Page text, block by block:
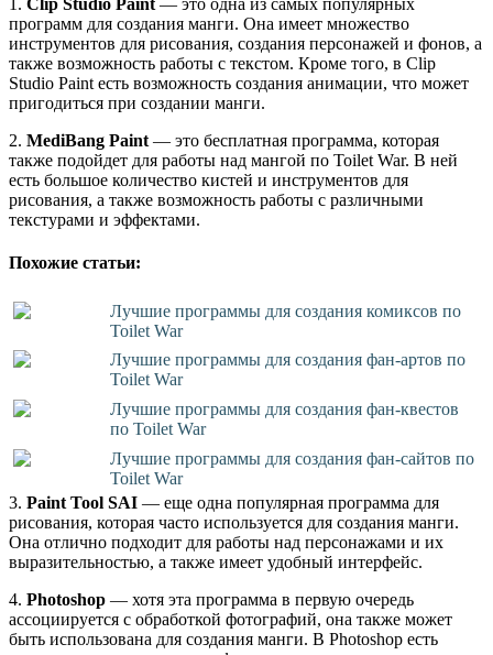
1. Clip Studio Paint — это одна из самых популярных
программ для создания манги. Она имеет множество
инструментов для рисования, создания персонажей и фонов, а
также возможность работы с текстом. Кроме того, в Clip
Studio Paint есть возможность создания анимации, что может
пригодиться при создании манги.
2. MediBang Paint — это бесплатная программа, которая
также подойдет для работы над мангой по Toilet War. В ней
есть большое количество кистей и инструментов для
рисования, а также возможность работы с различными
текстурами и эффектами.
Похожие статьи:
Лучшие программы для создания комиксов по
Toilet War
Лучшие программы для создания фан-артов по
Toilet War
Лучшие программы для создания фан-квестов
по Toilet War
Лучшие программы для создания фан-сайтов по
Toilet War
3. Paint Tool SAI — еще одна популярная программа для
рисования, которая часто используется для создания манги.
Она отлично подходит для работы над персонажами и их
выразительностью, а также имеет удобный интерфейс.
4. Photoshop — хотя эта программа в первую очередь
ассоциируется с обработкой фотографий, она также может
быть использована для создания манги. В Photoshop есть